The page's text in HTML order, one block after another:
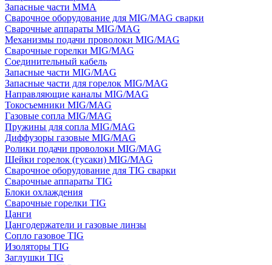
Запасные части MMA
Сварочное оборудование для MIG/MAG сварки
Сварочные аппараты MIG/MAG
Механизмы подачи проволоки MIG/MAG
Сварочные горелки MIG/MAG
Соединительный кабель
Запасные части MIG/MAG
Запасные части для горелок MIG/MAG
Направляющие каналы MIG/MAG
Токосъемники MIG/MAG
Газовые сопла MIG/MAG
Пружины для сопла MIG/MAG
Диффузоры газовые MIG/MAG
Ролики подачи проволоки MIG/MAG
Шейки горелок (гусаки) MIG/MAG
Сварочное оборудование для TIG сварки
Сварочные аппараты TIG
Блоки охлаждения
Сварочные горелки TIG
Цанги
Цангодержатели и газовые линзы
Сопло газовое TIG
Изоляторы TIG
Заглушки TIG